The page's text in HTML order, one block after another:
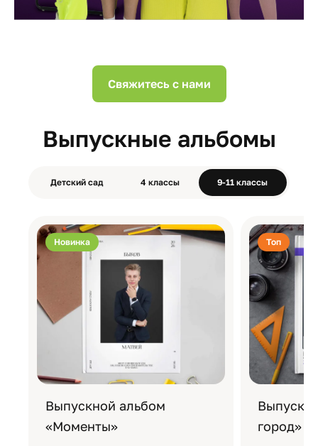
Свяжитесь с нами
Выпускные альбомы
Детский сад 4 классы 9-11 классы
Новинка
Выпускной альбом
«Моменты»
Топ
город»